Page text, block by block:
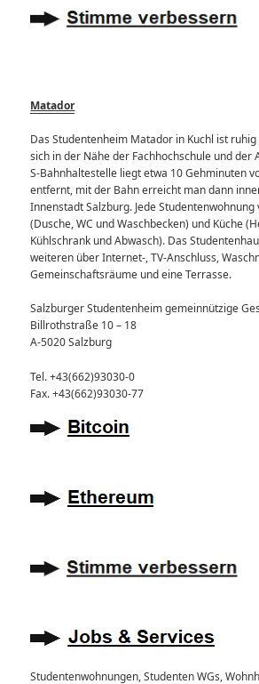
Matador
Das Studentenheim Matador in Kuchl ist
sich in der Nähe der Fachhochschule und der
S-Bahnhaltestelle liegt etwa 10 Gehminuten
entfernt, mit der Bahn erreicht man dann
Innenstadt Salzburg. Jede
(Dusche, WC und Waschbecken) und Küche
Kühlschrank und Abwasch). Das
weiteren über Internet-, TV-Anschluss,
Gemeinschaftsräume und eine Terrasse.
Salzburger Studentenheim gemeinnützige
Billrothstraße 10 – 18
A-5020 Salzburg
Tel. +43(662)93030-0
Fax. +43(662)93030-77
Studentenwohnungen, Studenten WGs,